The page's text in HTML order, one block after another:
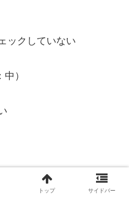
ックしていない
）
トップ サイドバー